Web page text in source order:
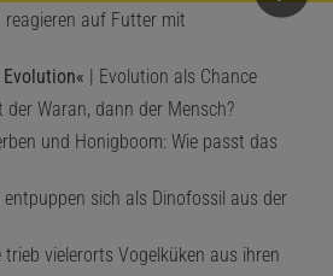
reagieren auf Futter mit
| Evolution als Chance
der Waran, dann der Mensch?
und Honigboom: Wie passt das
entpuppen sich als Dinofossil aus der
trieb vielerorts Vogelküken aus ihren